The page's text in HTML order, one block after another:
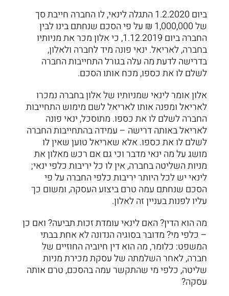
ביום 1.2.2020 התגלה לינאי, לו החברה חייבת סך
של 1,000,000 ₪ על פי הסכם שנחתם בינו לבין
החברה ביום 1.12.2019, כי אלון מכר את מניותיו
בחברה, לאריאל. ינאי פונה מיד לחברה ולאלון,
בדרישה לדעת מה עלה בגורל התחייבות החברה
לשלם לו את כספו, מכח אותו הסכם.
אלון אומר לינאי שמניותיו של אלון בחברה נמכרו
לאריאל ומפנה אותו לאריאל לשם מימוש התחייבות
החברה לשלם לו את כספו. מתוסכל, ינאי פונה
לאריאל באותה דרישה – עמידה בהתחייבות החברה
לשלם לו את כספו. אלא שאריאל טוען שאין לו
מושג על מה ינאי מדבר וכי גם אם רכש מאלון את
מניות השליטה בחברה, אין לו כל יריבות כלפי ינאי;
לינאי יש לכל היותר יריבות כלפי החברה על פי
הסכם שנחתם עמה טרם ביצוע העסקה, ומשום כך
עליו לפנות בעניין זה לאלון.
מה הוא הדין? האם לינאי עומדת זכות תביעה? ואם כן
– כלפי מי? מדובר בסוגיה הנדונה לא אחת בבתי
המשפט: כלומר, מה הוא דין חיוביה החוזיים של
חברה, לאחר השלמתה של עסקת מכירת מניות
שליטה, כלפי מי שהתקשר עמה בהסכם, טרם אותה
עסקה?